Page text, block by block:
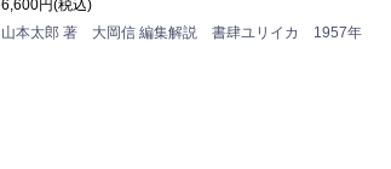
6,600円(税込)
山本太郎 著 大岡信 編集解説 書肆ユリイカ 1957年